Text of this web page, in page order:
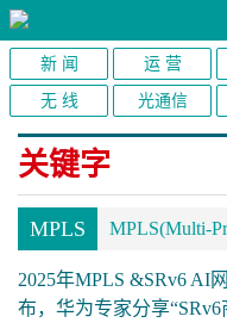
新 闻 运 营
无 线 光通信
关键字
MPLS MPLS(Multi-
2025年MPLS &SRv6 AI
布，华为专家分享